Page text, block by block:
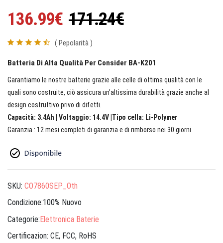
136.99€ 171.24€
( Pepolarità )
Batteria Di Alta Qualità Per Consider BA-K201
Garantiamo le nostre batterie grazie alle celle di ottima qualità con le
quali sono costruite, ciò assicura un’altissima durabilità grazie anche al
design costruttivo privo di difetti.
Capacità: 3.4Ah | Voltaggio: 14.4V |Tipo cella: Li-Polymer
Garanzia : 12 mesi completi di garanzia e di rimborso nei 30 giorni
SKU: CO7860SEP_Oth
Condizione:100% Nuovo
Categorie:Elettronica Baterie
Certificazion: CE, FCC, RoHS